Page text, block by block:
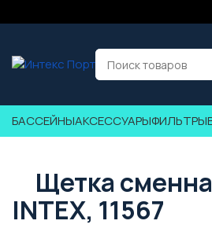
БАССЕЙНЫАКСЕССУАРЫФИЛЬТРЫ
Щетка
INTEX, 11567